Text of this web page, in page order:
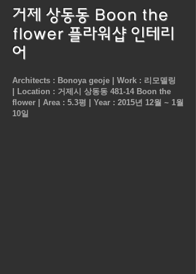
거제 상동동 Boon the
flower 플라워샵 인테리
어
Architects : Bonoya geoje | Work : 리모델링
Location : 거제시 상동동 481-14 Boon the
flower | Area : 5.3평 | Year : 2015년 12월 ~ 1월
10일